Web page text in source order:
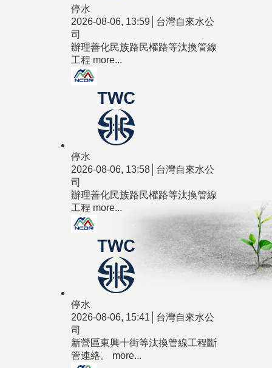
停水
2026-08-06, 13:59│台灣自來水公
司
辦理善化民族路民權路等汰換管線
工程 more...
停水
2026-08-06, 13:58│台灣自來水公
司
辦理善化民族路民權路等汰換管線
工程 more...
停水
2026-08-06, 15:41│台灣自來水公
司
新營區東興十街等汰換管線工程斷
管連絡。 more...